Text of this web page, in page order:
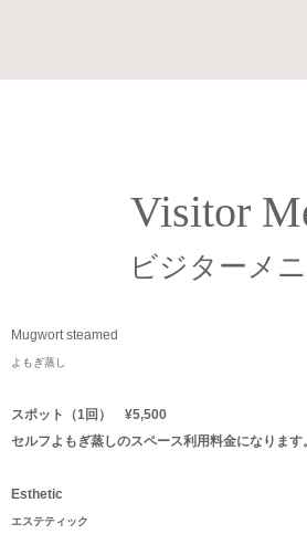
Visitor
ビジターメ
Mugwort steamed
よもぎ蒸し
スポット（1回） ¥5,500
セルフよもぎ蒸しのスペース利用料金になります。
Esthetic
エステティック